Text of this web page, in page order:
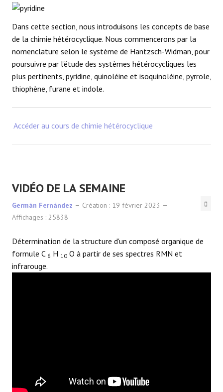
Dans cette section, nous introduisons les concepts de base
de la chimie hétérocyclique. Nous commencerons par la
nomenclature selon le système de Hantzsch-Widman, pour
poursuivre par l'étude des systèmes hétérocycliques les
plus pertinents, pyridine, quinoléine et isoquinoléine, pyrrole,
thiophène, furane et indole.
Accéder au cours de chimie hétérocyclique
VIDÉO DE LA SEMAINE
Germán Fernández
Création : 19 février 2023
Affichages : 25838
Détermination de la structure d'un composé organique de
formule C 6 H 10 O à partir de ses spectres RMN et
infrarouge.